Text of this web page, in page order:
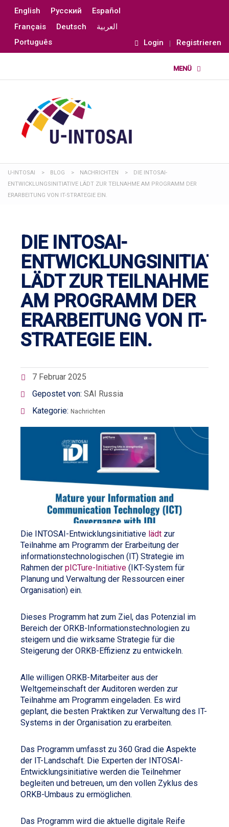
English Русский
Español
Français
Deutsch
العربية
Português
Login Registrieren
U-INTOSAI > BLOG > NACHRICHTEN >
DIE INTOSAI-
ENTWICKLUNGSINITIATIVE LÄDT ZUR TEILNAHME AM PROGRAMM DER
ERARBEITUNG VON IT-STRATEGIE EIN.
DIE INTOSAI-
LÄDT ZUR TEILNAHME
AM PROGRAMM DER
ERARBEITUNG VON IT-
STRATEGIE EIN.
7 Februar 2025
Gepostet von: SAI Russia
Kategorie: Nachrichten
Die INTOSAI-Entwicklungsinitiative lädt zur
Teilnahme am Programm der Erarbeitung der
informationstechnologischen (IT) Strategie im
Rahmen der pICTure-Initiative (IKT-System für
Planung und Verwaltung der Ressourcen einer
Organisation) ein.
Dieses Programm hat zum Ziel, das Potenzial im
Bereich der ORKB-Informationstechnologien zu
steigern und die wirksame Strategie für die
Steigerung der ORKB-Effizienz zu entwickeln.
Alle willigen ORKB-Mitarbeiter aus der
Weltgemeinschaft der Auditoren werden zur
Teilnahme am Programm eingeladen. Es wird
geplant, die besten Praktiken zur Verwaltung des IT-
Systems in der Organisation zu erarbeiten.
Das Programm umfasst zu 360 Grad die Aspekte
der IT-Landschaft. Die Experten der INTOSAI-
Entwicklungsinitiative werden die Teilnehmer
begleiten und betreuen, um den vollen Zyklus des
ORKB-Umbaus zu ermöglichen.
Das Programm wird die aktuelle digitale Reife